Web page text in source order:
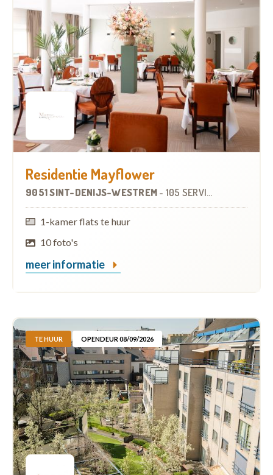
Residentie Mayflower
9051 SINT-DENIJS-WESTREM - 105 SERVICEFLATS
1-kamer flats te huur
10 foto's
meer informatie
TE HUUR OPENDEUR 08/09/2026